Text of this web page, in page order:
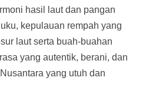
hasil laut dan pangan
kepulauan rempah yang
laut serta buah-buahan
yang autentik, berani, dan
yang utuh dan